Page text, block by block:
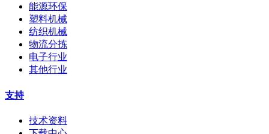
能源环保
塑料机械
纺织机械
物流分拣
电子行业
其他行业
支持
技术资料